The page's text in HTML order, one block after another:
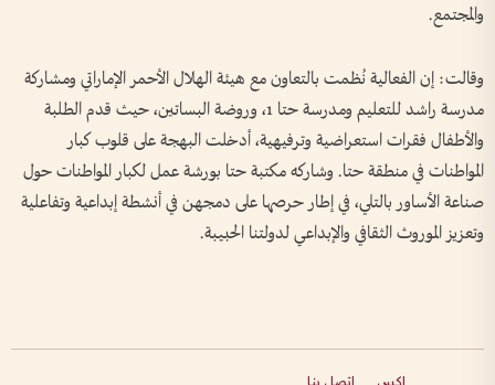
والمجتمع.
وقالت: إن الفعالية نُظمت بالتعاون مع هيئة الهلال الأحمر الإماراتي ومشاركة
مدرسة راشد للتعليم ومدرسة حتا 1، وروضة البساتين، حيث قدم الطلبة
والأطفال فقرات استعراضية وترفيهية، أدخلت البهجة على قلوب كبار
المواطنات في منطقة حتا. وشاركه مكتبة حتا بورشة عمل لكبار المواطنات حول
صناعة الأساور بالتلي، في إطار حرصها على دمجهن في أنشطة إبداعية وتفاعلية
وتعزيز الموروث الثقافي والإبداعي لدولتنا الحبيبة.
إكس اتصل بنا